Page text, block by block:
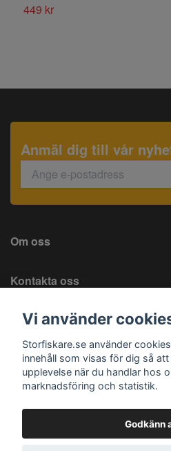
449 kr
Anmäl dig till vår
Om oss
Kontakta oss
Information
Sociala medier
Vi använder
Storfiskare.se använder
innehåll som visas för dig så
upplevelse när du handlar hos
marknadsföring och statistik.
Godkänn